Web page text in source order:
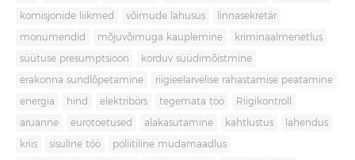
komisjonide liikmed võimude lahusus linnasekretär
monumendid mõjuvõimuga kauplemine kriminaalmenetlus
süütuse presumptsioon korduv süüdimõistmine
erakonna sundlõpetamine riigieelarvelise rahastamise peatamine
energia hind elektribörs tegemata töö Riigikontroll
aruanne eurotoetused alakasutamine kahtlustus lahendus
kriis sisuline töö poliitiline mudamaadlus